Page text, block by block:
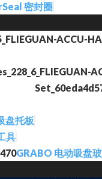
密封圈
盘托板
具
GRABO 电动吸盘